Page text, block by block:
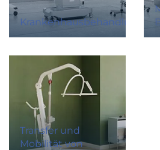
Krankenhausbehandlungen
Transfer und
Mobilität von